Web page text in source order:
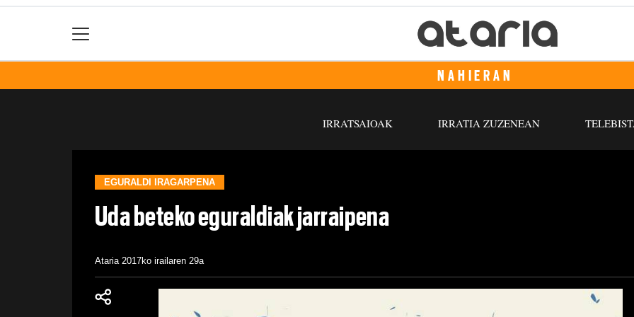
NAHIERAN
IRRATSAIOAK IRRATIA ZUZENEAN
EGURALDI IRAGARPENA
Uda beteko eguraldiak jarraipena
Ataria 2017ko irailaren 29a